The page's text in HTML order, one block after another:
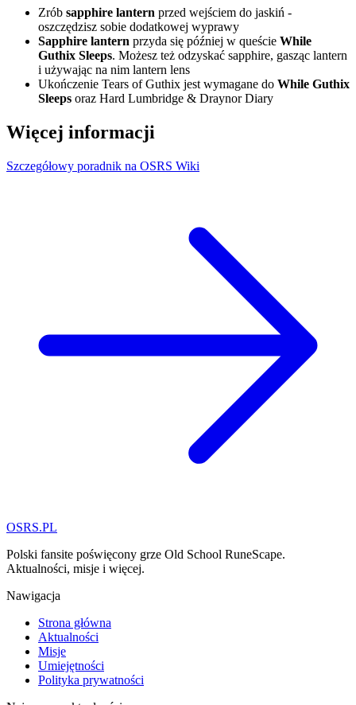
Zrób sapphire lantern przed wejściem do jaskiń -
oszczędzisz sobie dodatkowej wyprawy
Sapphire lantern przyda się później w queście While
Guthix Sleeps. Możesz też odzyskać sapphire, gasząc lantern
i używając na nim lantern lens
Ukończenie Tears of Guthix jest wymagane do While Guthix
Sleeps oraz Hard Lumbridge & Draynor Diary
Więcej informacji
Szczegółowy poradnik na OSRS Wiki
OSRS.PL
Polski fansite poświęcony grze Old School RuneScape.
Aktualności, misje i więcej.
Nawigacja
Strona główna
Aktualności
Misje
Umiejętności
Polityka prywatności